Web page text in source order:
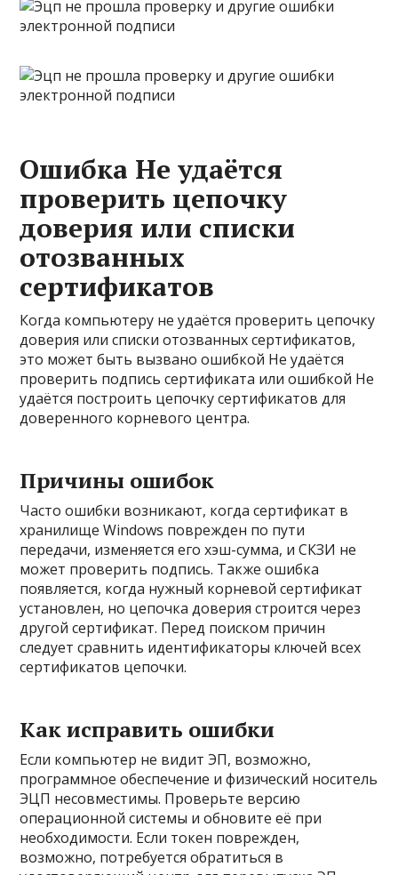
Ошибка Не удаётся
проверить цепочку
доверия или списки
отозванных
сертификатов
Когда компьютеру не удаётся проверить цепочку
доверия или списки отозванных сертификатов,
это может быть вызвано ошибкой Не удаётся
проверить подпись сертификата или ошибкой Не
удаётся построить цепочку сертификатов для
доверенного корневого центра.
Причины ошибок
Часто ошибки возникают, когда сертификат в
хранилище Windows поврежден по пути
передачи, изменяется его хэш-сумма, и СКЗИ не
может проверить подпись. Также ошибка
появляется, когда нужный корневой сертификат
установлен, но цепочка доверия строится через
другой сертификат. Перед поиском причин
следует сравнить идентификаторы ключей всех
сертификатов цепочки.
Как исправить ошибки
Если компьютер не видит ЭП, возможно,
программное обеспечение и физический носитель
ЭЦП несовместимы. Проверьте версию
операционной системы и обновите её при
необходимости. Если токен поврежден,
возможно, потребуется обратиться в